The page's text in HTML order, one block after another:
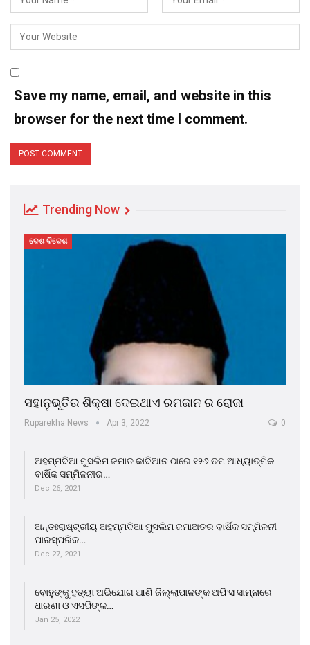
Save my name, email, and website in this
browser for the next time I comment.
Trending Now
ଦେଶ ବିଦେଶ
ସହାନୁଭୂତିର ଶିକ୍ଷା ଦେଇଥାଏ ରମଜାନ ର ରୋଜା
Ruparekha News Apr 3, 2022 0
ଅହମ୍ମଦିଆ ମୁସଲିମ ଜମାତ କାଦିଆନ ଠାରେ ୧୨୬ ତମ ଆଧ୍ୟାତ୍ମିକ
ବାର୍ଷିକ ସମ୍ମିଳନୀର…
Dec 26, 2021
ଅନ୍ତଃରାଷ୍ଟ୍ରୀୟ ଅହମ୍ମଦିଆ ମୁସଲିମ ଜମାଅତର ବାର୍ଷିକ ସମ୍ମିଳନୀ
ପାରସ୍ପରିକ…
Dec 27, 2021
ବୋହୁଙ୍କୁ ହତ୍ୟା ଅଭିଯୋଗ ଆଣି ଜିଲ୍ଲାପାଳଙ୍କ ଅଫିସ ସାମ୍ନାରେ
ଧାରଣା ଓ ଏସପିଙ୍କ…
Jan 25, 2022